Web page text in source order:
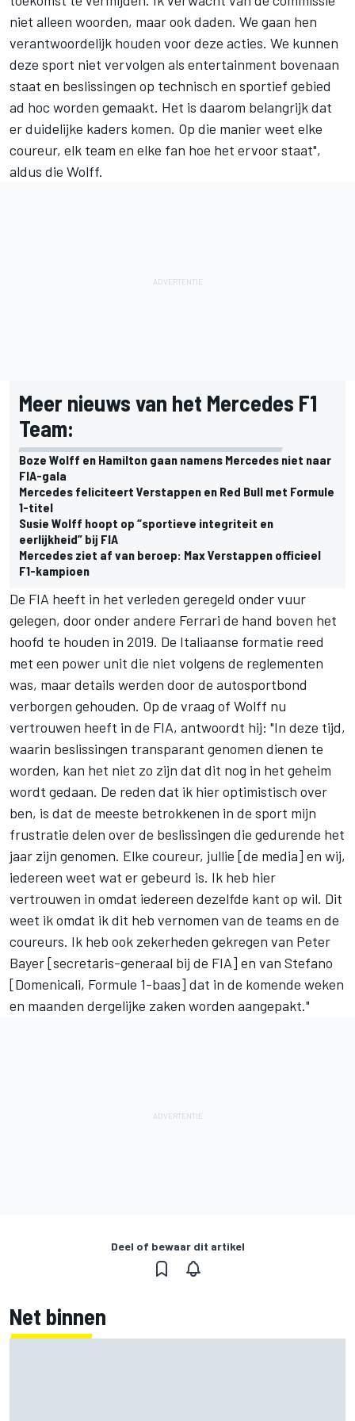
niet alleen woorden, maar ook daden. We gaan hen
verantwoordelijk houden voor deze acties. We kunnen
deze sport niet vervolgen als entertainment bovenaan
staat en beslissingen op technisch en sportief gebied
ad hoc worden gemaakt. Het is daarom belangrijk dat
er duidelijke kaders komen. Op die manier weet elke
coureur, elk team en elke fan hoe het ervoor staat",
aldus die Wolff.
Meer nieuws van het Mercedes F1
Team:
Boze Wolff en Hamilton gaan namens Mercedes niet naar
FIA-gala
Mercedes feliciteert Verstappen en Red Bull met Formule
1-titel
Susie Wolff hoopt op “sportieve integriteit en
eerlijkheid” bij FIA
Mercedes ziet af van beroep: Max Verstappen officieel
F1-kampioen
De FIA heeft in het verleden geregeld onder vuur
gelegen, door onder andere Ferrari de hand boven het
hoofd te houden in 2019. De Italiaanse formatie reed
met een power unit die niet volgens de reglementen
was, maar details werden door de autosportbond
verborgen gehouden. Op de vraag of Wolff nu
vertrouwen heeft in de FIA, antwoordt hij: "In deze tijd,
waarin beslissingen transparant genomen dienen te
worden, kan het niet zo zijn dat dit nog in het geheim
wordt gedaan. De reden dat ik hier optimistisch over
ben, is dat de meeste betrokkenen in de sport mijn
frustratie delen over de beslissingen die gedurende het
jaar zijn genomen. Elke coureur, jullie [de media] en wij,
iedereen weet wat er gebeurd is. Ik heb hier
vertrouwen in omdat iedereen dezelfde kant op wil. Dit
weet ik omdat ik dit heb vernomen van de teams en de
coureurs. Ik heb ook zekerheden gekregen van Peter
Bayer [secretaris-generaal bij de FIA] en van Stefano
[Domenicali, Formule 1-baas] dat in de komende weken
en maanden dergelijke zaken worden aangepakt."
Deel of bewaar dit artikel
Net binnen